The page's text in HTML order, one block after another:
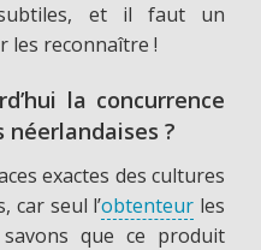
et il faut un
les reconnaître !
la concurrence
néerlandaises ?
exactes des cultures
car seul l’obtenteur les
que ce produit